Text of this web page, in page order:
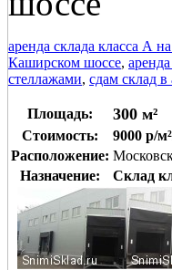
аренда склада класса А
Каширском шоссе,
стеллажами, сдам склад
Площадь: 300 м²
Стоимость:
9000 р/
Расположение:
Назначение:
Склад